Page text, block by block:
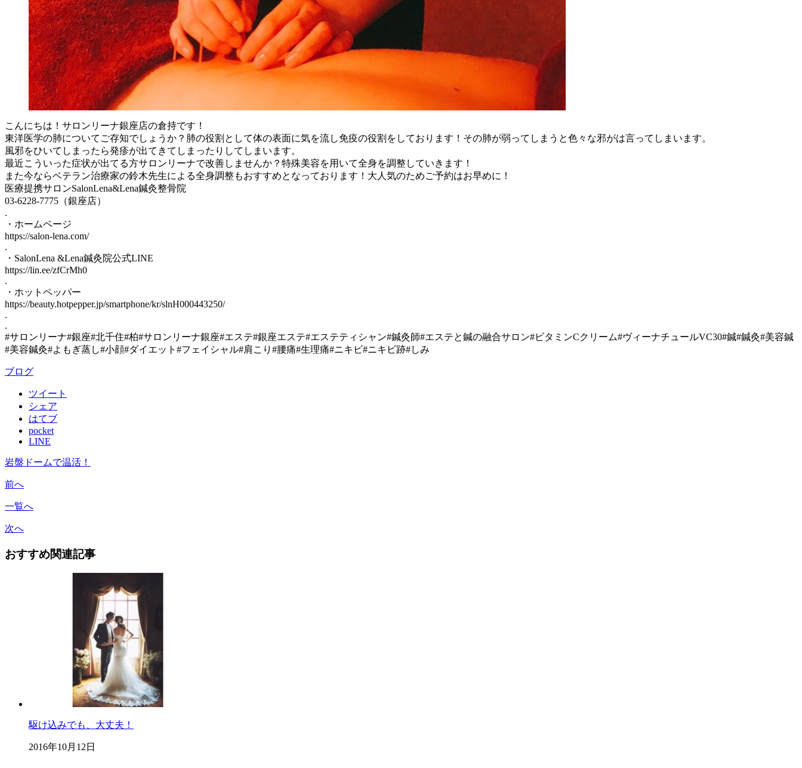
こんにちは！サロンリーナ銀座店の倉持です！
東洋医学の肺についてご存知でしょうか？肺の役割として体の表面に気を流し免疫の役割をしております！その肺が弱ってしまうと色々な邪がは言ってしまいます。
風邪をひいてしまったら発疹が出てきてしまったりしてしまいます。
最近こういった症状が出てる方サロンリーナで改善しませんか？特殊美容を用いて全身を調整していきます！
また今ならベテラン治療家の鈴木先生による全身調整もおすすめとなっております！大人気のためご予約はお早めに！
医療提携サロンSalonLena&Lena鍼灸整骨院
03-6228-7775（銀座店）
.
・ホームページ
https://salon-lena.com/
.
・SalonLena &Lena鍼灸院公式LINE
https://lin.ee/zfCrMh0
.
・ホットペッパー
https://beauty.hotpepper.jp/smartphone/kr/slnH000443250/
.
.
#サロンリーナ#銀座#北千住#柏#サロンリーナ銀座#エステ#銀座エステ#エステティシャン#鍼灸師#エステと鍼の融合サロン#ビタミンCクリーム#ヴィーナチュールVC30#鍼#鍼灸#美容鍼
#美容鍼灸#よもぎ蒸し#小顔#ダイエット#フェイシャル#肩こり#腰痛#生理痛#ニキビ#ニキビ跡#しみ
ブログ
ツイート
シェア
はてブ
pocket
LINE
岩盤ドームで温活！
前へ
一覧へ
次へ
おすすめ関連記事
駆け込みでも、大丈夫！
2016年10月12日